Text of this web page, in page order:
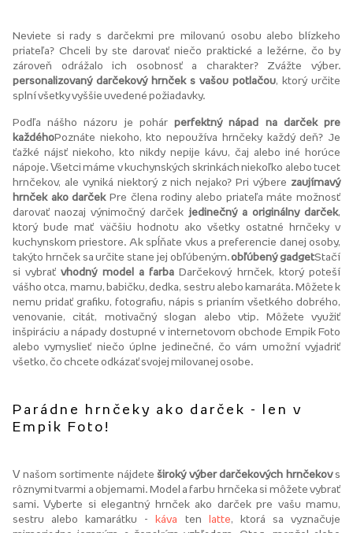
Neviete si rady s darčekmi pre milovanú osobu alebo blízkeho
priateľa? Chceli by ste darovať niečo praktické a ležérne, čo by
zároveň odrážalo ich osobnosť a charakter? Zvážte výber.
personalizovaný darčekový hrnček s vašou potlačou, ktorý určite
splní všetky vyššie uvedené požiadavky.
Podľa nášho názoru je pohárperfektný nápad na darček pre
každéhoPoznáte niekoho, kto nepoužíva hrnčeky každý deň? Je
ťažké nájsť niekoho, kto nikdy nepije kávu, čaj alebo iné horúce
nápoje. Všetci máme v kuchynských skrinkách niekoľko alebo tucet
hrnčekov, ale vyniká niektorý z nich nejako? Pri výbere zaujímavý
hrnček ako darčekPre člena rodiny alebo priateľa máte možnosť
darovať naozaj výnimočný darček jedinečný a originálny darček,
ktorý bude mať väčšiu hodnotu ako všetky ostatné hrnčeky v
kuchynskom priestore. Ak spĺňate vkus a preferencie danej osoby,
takýto hrnček sa určite stane jej obľúbeným.obľúbený gadgetStačí
si vybraťvhodný model a farba Darčekový hrnček, ktorý poteší
vášho otca, mamu, babičku, dedka, sestru alebo kamaráta. Môžete k
nemu pridať grafiku, fotografiu, nápis s prianím všetkého dobrého,
venovanie, citát, motivačný slogan alebo vtip. Môžete využiť
inšpiráciu a nápady dostupné v internetovom obchode Empik Foto
alebo vymyslieť niečo úplne jedinečné, čo vám umožní vyjadriť
všetko, čo chcete odkázať svojej milovanej osobe.
Parádne hrnčeky ako darček - len v
Empik Foto!
V našom sortimente nájdete široký výber darčekových hrnčekovs
rôznymi tvarmi a objemami. Model a farbu hrnčeka si môžete vybrať
sami. Vyberte si elegantný hrnček ako darček pre vašu mamu,
sestru alebo kamarátku -káva ten latte , ktorá sa vyznačuje